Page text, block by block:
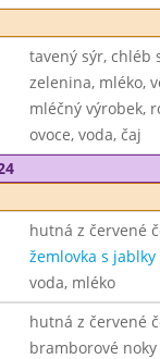
tavený sýr, chléb
zelenina, mléko,
mléčný výrobek,
ovoce, voda, čaj
hutná z červené
žemlovka s
voda, mléko
hutná z červené
bramborové